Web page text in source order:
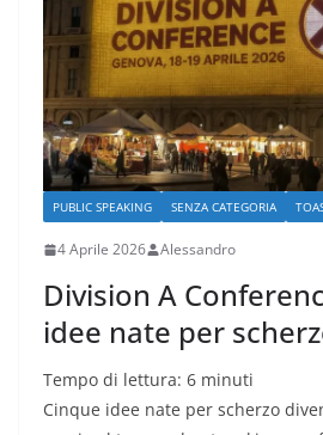
PUBLIC SPEAKING SENZA CATEGORIA
4 Aprile 2026 Alessandro
Division A
idee nate per
Tempo di lettura: 6 minuti
Cinque idee nate per scherzo